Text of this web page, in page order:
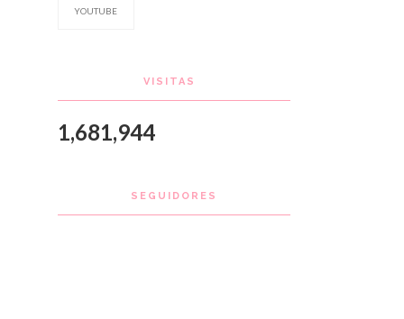
YOUTUBE
VISITAS
1,681,944
SEGUIDORES